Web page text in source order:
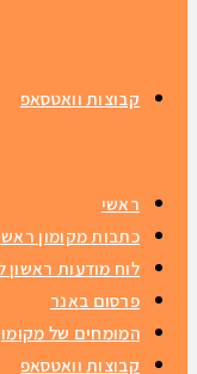
קבוצות וואטסאפ
ראשי
כתבות מקומון
לוח מודעות ראשון
פרסום באנר
המומחים של
קבוצות וואטסאפ